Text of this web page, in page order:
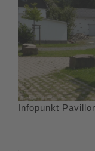
Infopunkt